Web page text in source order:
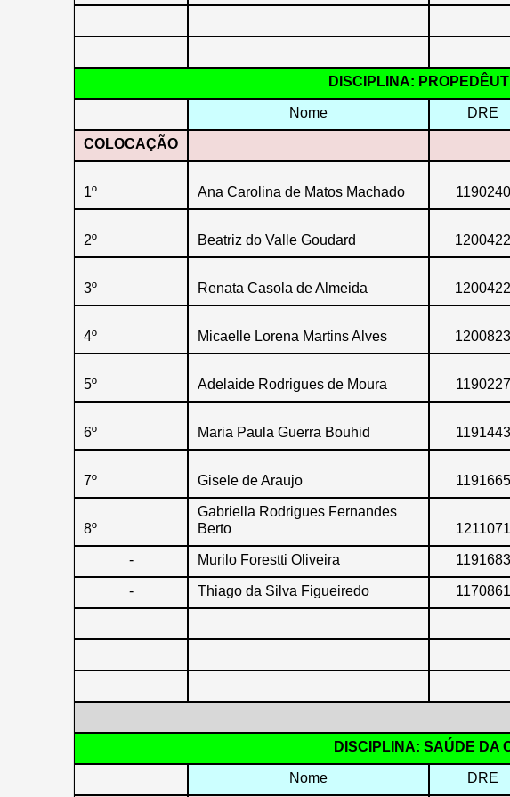
DISCIPLINA:
Nome DRE
COLOCAÇÃO
1º Ana Carolina de Matos Machado
2º Beatriz do Valle Goudard
3º Renata Casola de Almeida
4º Micaelle Lorena Martins Alves
5º Adelaide Rodrigues de Moura
6º Maria Paula Guerra Bouhid
7º Gisele de Araujo
8º
Gabriella Rodrigues Fernandes
Berto
- Murilo Forestti Oliveira
- Thiago da Silva Figueiredo
DISCIPLINA: SAÚDE DA
Nome DRE